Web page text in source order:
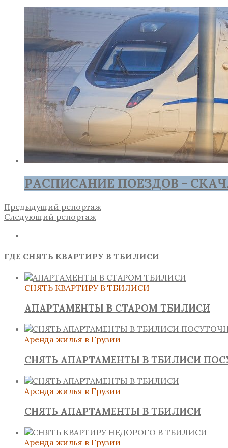
РАСПИСАНИЕ ПОЕЗДОВ -
Предыдущий репортаж
Следующий репортаж
ГДЕ СНЯТЬ КВАРТИРУ В ТБИЛИСИ
СНЯТЬ КВАРТИРУ В ТБИЛИСИ
АПАРТАМЕНТЫ В СТАРОМ ТБИЛИСИ
Аренда жилья в Грузии
СНЯТЬ АПАРТАМЕНТЫ В ТБИЛИСИ
Аренда жилья в Грузии
СНЯТЬ АПАРТАМЕНТЫ В ТБИЛИСИ
Аренда жилья в Грузии